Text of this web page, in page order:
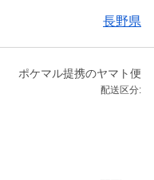
長野県
ポケマル提携のヤマト便
配送区分: